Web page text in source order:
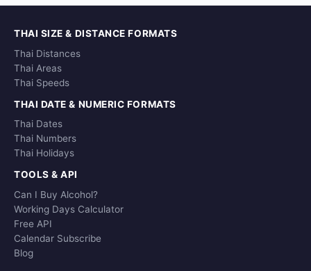
THAI SIZE & DISTANCE FORMATS
Thai Distances
Thai Areas
Thai Speeds
THAI DATE & NUMERIC FORMATS
Thai Dates
Thai Numbers
Thai Holidays
TOOLS & API
Can I Buy Alcohol?
Working Days Calculator
Free API
Calendar Subscribe
Blog